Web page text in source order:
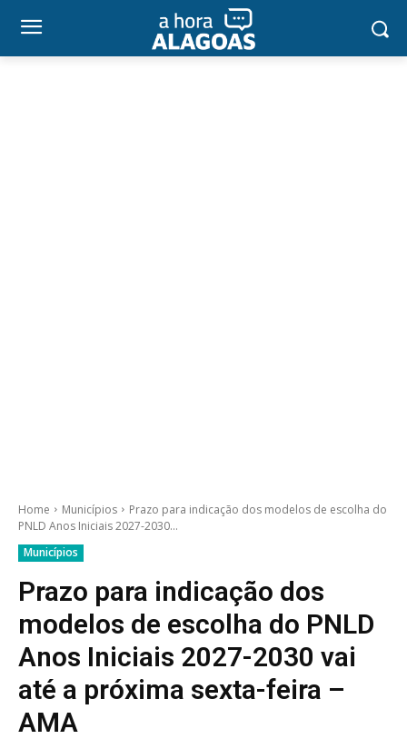
Home Municípios
Prazo para indicação dos modelos de escolha do
PNLD Anos Iniciais 2027-2030...
Municípios
Prazo para indicação dos
modelos de escolha do PNLD
Anos Iniciais 2027-2030 vai
até a próxima sexta-feira –
AMA